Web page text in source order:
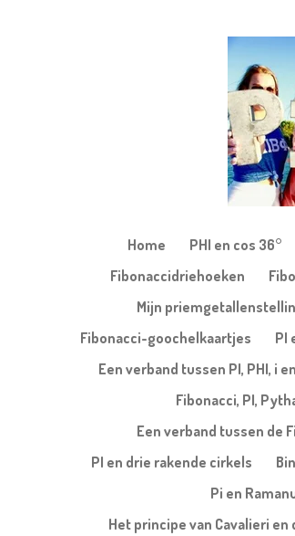
Home PHI en cos 36°
Fibonaccidriehoeken
Mijn
Fibonacci-goochelkaartjes
PI
Een verband tussen PI, PHI, i
Fibonacci, PI,
Een verband tussen de
PI en drie rakende cirkels
Pi en
Het principe van Cavalieri